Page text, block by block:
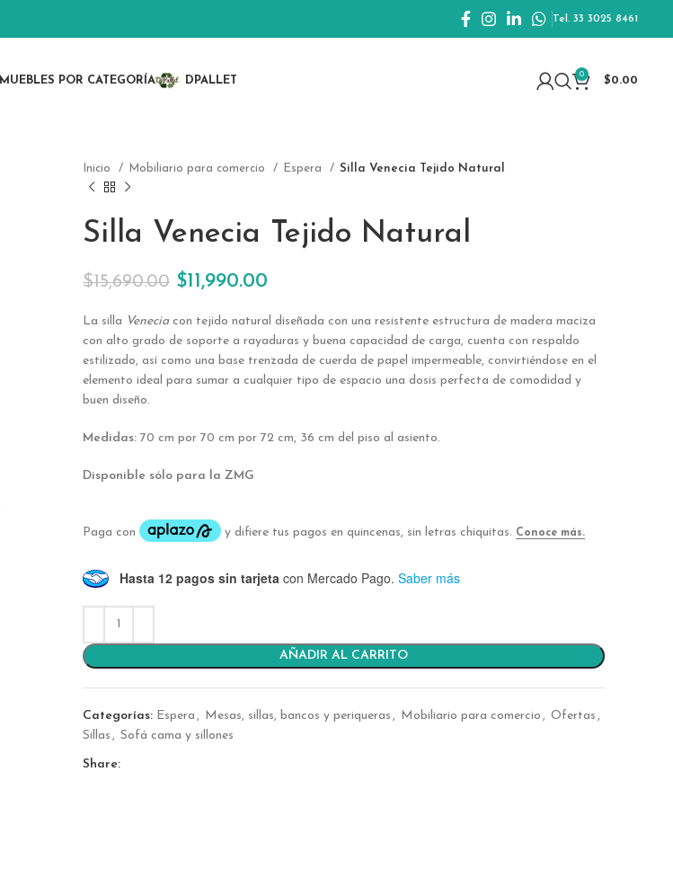
Tel. 33 3025 8461
MUEBLES POR CATEGORÍA DPALLET
0
$0.00
Inicio Mobiliario para comercio Espera Silla Venecia Tejido Natural
Silla Venecia Tejido Natural
$15,690.00 $11,990.00
La silla Veneciacon tejido natural diseñada con una resistente estructura de madera maciza
con alto grado de soporte a rayaduras y buena capacidad de carga, cuenta con respaldo
estilizado, así como una base trenzada de cuerda de papel impermeable, convirtiéndose en el
elemento ideal para sumar a cualquier tipo de espacio una dosis perfecta de comodidad y
buen diseño.
Medidas: 70 cm por 70 cm por 72 cm, 36 cm del piso al asiento.
Disponible sólo para la ZMG
Hasta 12 pagos sin tarjeta con Mercado Pago. Saber más
AÑADIR AL CARRITO
Categorías: Espera , Mesas, sillas, bancos y periqueras , Mobiliario para comercio , Ofertas ,
Sillas , Sofá cama y sillones
Share: